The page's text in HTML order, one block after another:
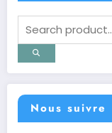
Nous suivre